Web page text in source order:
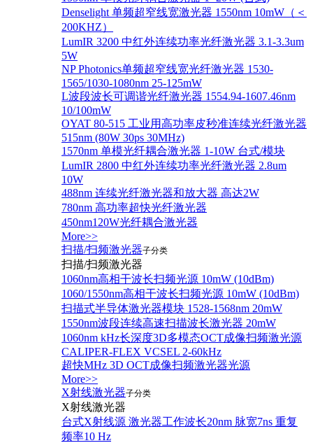
Denselight 单频超窄线宽激光器 1550nm 10mW（＜
200KHZ）
LumIR 3200 中红外连续功率光纤激光器 3.1-3.3um
5W
NP Photonics单频超窄线宽光纤激光器 1530-
1565/1030-1080nm 25-125mW
L波段波长可调谐光纤激光器 1554.94-1607.46nm
10/100mW
OYAT 80-515 工业用高功率皮秒准连续光纤激光器
515nm (80W 30ps 30MHz)
1570nm 单模光纤耦合激光器 1-10W 台式/模块
LumIR 2800 中红外连续功率光纤激光器 2.8um
10W
488nm 连续光纤激光器和放大器 高达2W
780nm 高功率超快光纤激光器
450nm120W光纤耦合激光器
More>>
扫描/扫频激光器子分类
扫描/扫频激光器
1060nm高相干波长扫频光源 10mW (10dBm)
1060/1550nm高相干波长扫频光源 10mW (10dBm)
扫描式半导体激光器模块 1528-1568nm 20mW
1550nm波段连续高速扫描波长激光器 20mW
1060nm kHz长深度3D多模态OCT成像扫频激光源
CALIPER-FLEX VCSEL 2-60kHz
超快MHz 3D OCT成像扫频激光器光源
More>>
X射线激光器子分类
X射线激光器
台式X射线源 激光器工作波长20nm 脉宽7ns 重复
频率10 Hz